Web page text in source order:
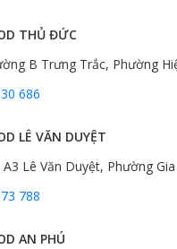
THỦ ĐỨC
B Trưng Trắc, Phường
686
LÊ VĂN DUYỆT
A3 Lê Văn Duyệt, Phường
788
AN PHÚ